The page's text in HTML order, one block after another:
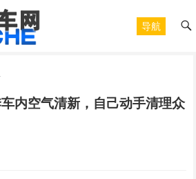
导航
内空气清新，自己动手清理众